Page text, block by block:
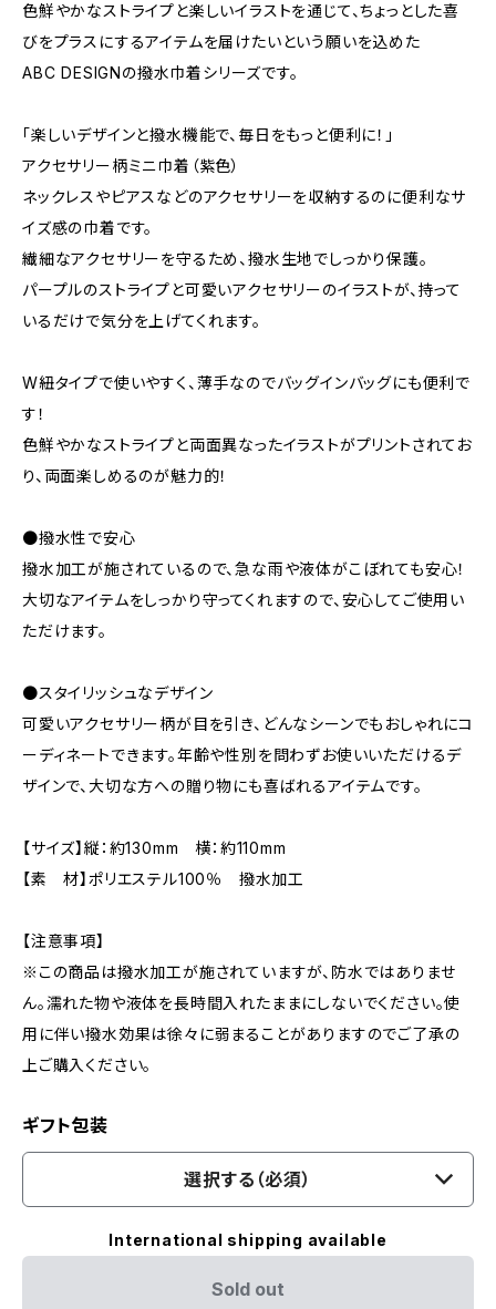
色鮮やかなストライプと楽しいイラストを通じて、ちょっとした喜
びをプラスにするアイテムを届けたいという願いを込めた
ABC DESIGNの撥水巾着シリーズです。
「楽しいデザインと撥水機能で、毎日をもっと便利に！」
アクセサリー柄ミニ巾着（紫色）
ネックレスやピアスなどのアクセサリーを収納するのに便利なサ
イズ感の巾着です。
繊細なアクセサリーを守るため、撥水生地でしっかり保護。
パープルのストライプと可愛いアクセサリーのイラストが、持って
いるだけで気分を上げてくれます。
W紐タイプで使いやすく、薄手なのでバッグインバッグにも便利で
す！
色鮮やかなストライプと両面異なったイラストがプリントされてお
り、両面楽しめるのが魅力的！
●撥水性で安心
撥水加工が施されているので、急な雨や液体がこぼれても安心！
大切なアイテムをしっかり守ってくれますので、安心してご使用い
ただけます。
●スタイリッシュなデザイン
可愛いアクセサリー柄が目を引き、どんなシーンでもおしゃれにコ
ーディネートできます。年齢や性別を問わずお使いいただけるデ
ザインで、大切な方への贈り物にも喜ばれるアイテムです。
【サイズ】縦：約130mm 横：約110mm
【素 材】ポリエステル100％ 撥水加工
【注意事項】
※この商品は撥水加工が施されていますが、防水ではありませ
ん。濡れた物や液体を長時間入れたままにしないでください。使
用に伴い撥水効果は徐々に弱まることがありますのでご了承の
上ご購入ください。
ギフト包装
選択する（必須）
International shipping available
Sold out